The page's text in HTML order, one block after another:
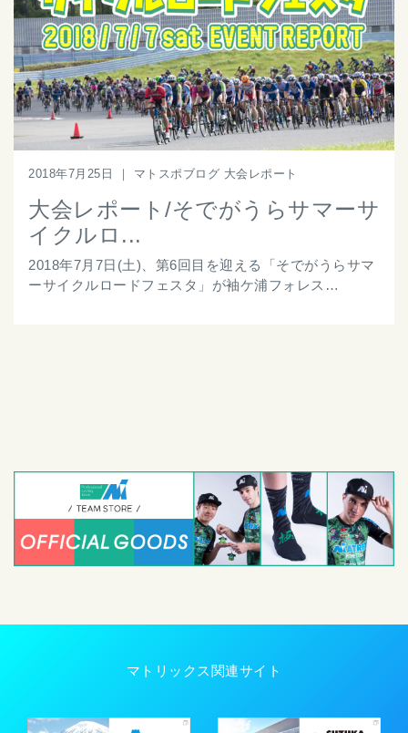
2018年7月25日 ｜ マトスポブログ 大会レポート
大会レポート/そでがうらサマーサ
イクルロ...
2018年7月7日(土)、第6回目を迎える「そでがうらサマ
ーサイクルロードフェスタ」が袖ケ浦フォレス…
マトリックス関連サイト